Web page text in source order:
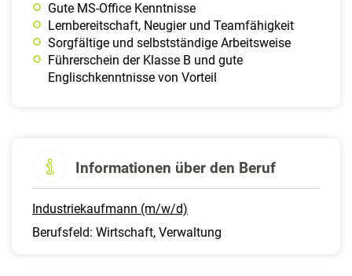
Gute MS-Office Kenntnisse
Lernbereitschaft, Neugier und Teamfähigkeit
Sorgfältige und selbstständige Arbeitsweise
Führerschein der Klasse B und gute
Englischkenntnisse von Vorteil
Informationen über den Beruf
Industriekaufmann (m/w/d)
Berufsfeld: Wirtschaft, Verwaltung